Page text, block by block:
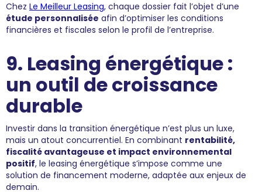
Chez Le Meilleur Leasing, chaque dossier fait l’objet d’une
étude personnalisée afin d’optimiser les conditions
financières et fiscales selon le profil de l’entreprise.
9. Leasing énergétique :
un outil de croissance
durable
Investir dans la transition énergétique n’est plus un luxe,
mais un atout concurrentiel. En combinant rentabilité,
fiscalité avantageuse et impact environnemental
positif, le leasing énergétique s’impose comme une
solution de financement moderne, adaptée aux enjeux de
demain.